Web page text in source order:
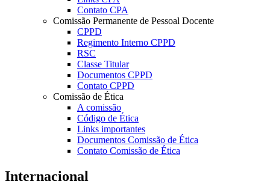
Contato CPA
Comissão Permanente de Pessoal Docente
CPPD
Regimento Interno CPPD
RSC
Classe Titular
Documentos CPPD
Contato CPPD
Comissão de Ética
A comissão
Código de Ética
Links importantes
Documentos Comissão de Ética
Contato Comissão de Ética
Internacional